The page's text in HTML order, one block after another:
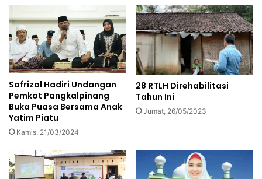
Safrizal Hadiri Undangan
Pemkot Pangkalpinang
Buka Puasa Bersama Anak
Yatim Piatu
Kamis, 21/03/2024
28 RTLH Direhabilitasi
Tahun Ini
Jumat, 26/05/2023